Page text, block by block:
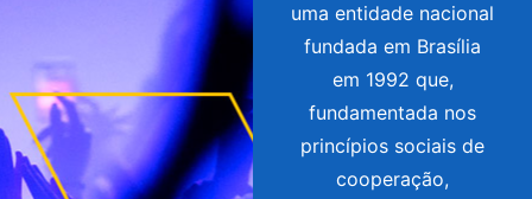
uma entidade nacional
fundada em Brasília
em 1992 que,
fundamentada nos
princípios sociais de
cooperação,